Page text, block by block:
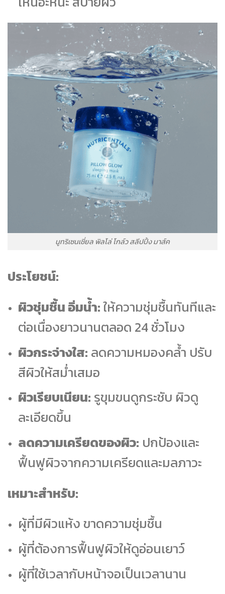
นูทริเซนเชี่ยล พิลโล่ โกล์ว สลีปปิ้ง มาส์ค
ประโยชน์:
ผิวชุ่มชื้น อิ่มน้ำ:ให้ความชุ่มชื้นทันทีและ
ต่อเนื่องยาวนานตลอด 24 ชั่วโมง
ผิวกระจ่างใส: ลดความหมองคล้ำ ปรับ
สีผิวให้สม่ำเสมอ
ผิวเรียบเนียน: รูขุมขนดูกระชับ ผิวดู
ละเอียดขึ้น
ลดความเครียดของผิว: ปกป้องและ
ฟื้นฟูผิวจากความเครียดและมลภาวะ
เหมาะสำหรับ:
ผู้ที่มีผิวแห้ง ขาดความชุ่มชื้น
ผู้ที่ต้องการฟื้นฟูผิวให้ดูอ่อนเยาว์
ผู้ที่ใช้เวลากับหน้าจอเป็นเวลานาน